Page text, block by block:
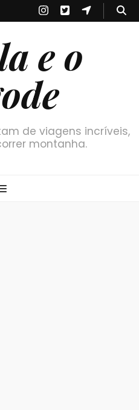
e o
de viagens incríveis,
montanha.